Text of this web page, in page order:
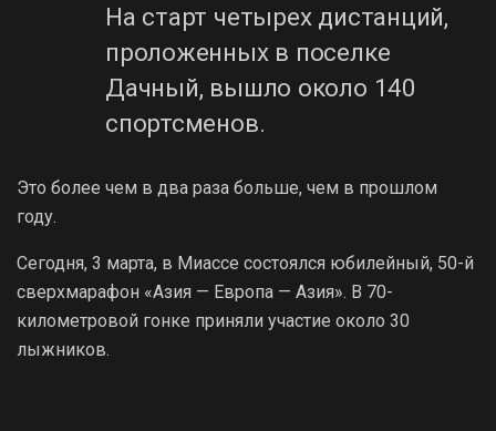
На старт четырех дистанций,
проложенных в поселке
Дачный, вышло около 140
спортсменов.
Это более чем в два раза больше, чем в прошлом
году.
Сегодня, 3 марта, в Миассе состоялся юбилейный, 50-й
сверхмарафон «Азия — Европа — Азия». В 70-
километровой гонке приняли участие около 30
лыжников.